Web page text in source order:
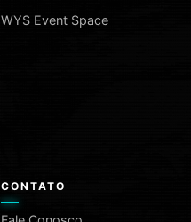
WYS Event Space
CONTATO